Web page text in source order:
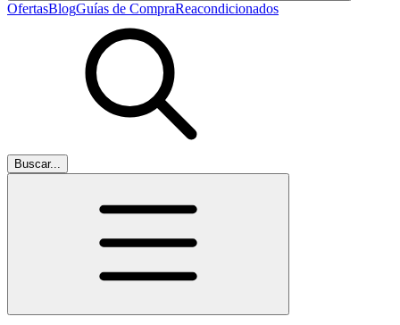
OfertasBlogGuías de CompraReacondicionados
Buscar...